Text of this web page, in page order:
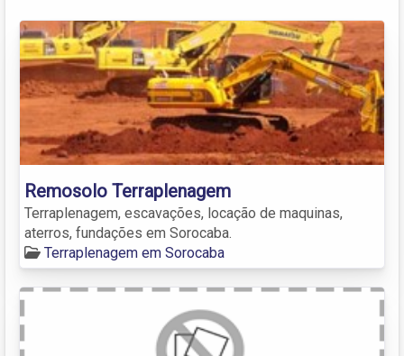
Remosolo Terraplenagem
Terraplenagem, escavações, locação de maquinas,
aterros, fundações em Sorocaba.
Terraplenagem em Sorocaba